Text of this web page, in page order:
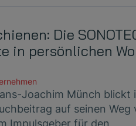
Die
in persönlichen
Joachim Münch blickt
auf seinen Weg
Impulsgeber für den